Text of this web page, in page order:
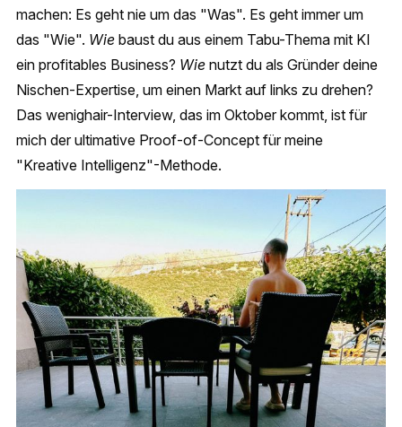
machen: Es geht nie um das "Was". Es geht immer um
das "Wie". Wie baust du aus einem Tabu-Thema mit KI
ein profitables Business? Wie nutzt du als Gründer deine
Nischen-Expertise, um einen Markt auf links zu drehen?
Das wenighair-Interview, das im Oktober kommt, ist für
mich der ultimative Proof-of-Concept für meine
"Kreative Intelligenz"-Methode.